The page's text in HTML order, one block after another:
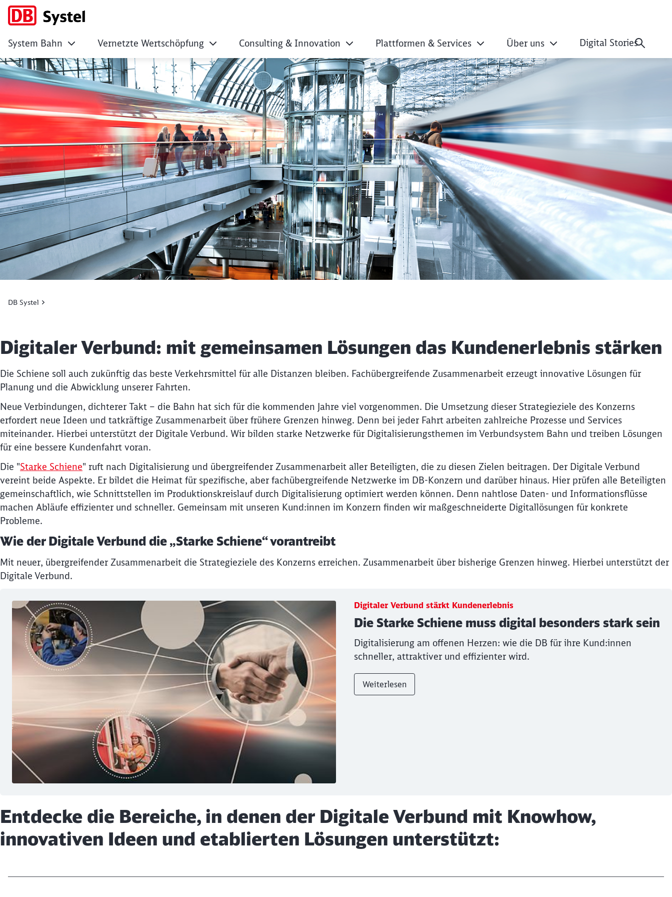
No Page Title
System Bahn Vernetzte Wertschöpfung Consulting & Innovation Plattformen & Services Über uns Digital Stories
DB Systel
Digitaler Verbund: mit gemeinsamen Lösungen das Kundenerlebnis stärken
Die Schiene soll auch zukünftig das beste Verkehrsmittel für alle Distanzen bleiben. Fachübergreifende Zusammenarbeit erzeugt innovative Lösungen für
Planung und die Abwicklung unserer Fahrten.
Neue Verbindungen, dichterer Takt – die Bahn hat sich für die kommenden Jahre viel vorgenommen. Die Umsetzung dieser Strategieziele des Konzerns
erfordert neue Ideen und tatkräftige Zusammenarbeit über frühere Grenzen hinweg. Denn bei jeder Fahrt arbeiten zahlreiche Prozesse und Services
miteinander. Hierbei unterstützt der Digitale Verbund. Wir bilden starke Netzwerke für Digitalisierungsthemen im Verbundsystem Bahn und treiben Lösungen
für eine bessere Kundenfahrt voran.
Die "Starke Schiene" ruft nach Digitalisierung und übergreifender Zusammenarbeit aller Beteiligten, die zu diesen Zielen beitragen. Der Digitale Verbund
vereint beide Aspekte. Er bildet die Heimat für spezifische, aber fachübergreifende Netzwerke im DB-Konzern und darüber hinaus. Hier prüfen alle Beteiligten
gemeinschaftlich, wie Schnittstellen im Produktionskreislauf durch Digitalisierung optimiert werden können. Denn nahtlose Daten- und Informationsflüsse
machen Abläufe effizienter und schneller. Gemeinsam mit unseren Kund:innen im Konzern finden wir maßgeschneiderte Digitallösungen für konkrete
Probleme.
Wie der Digitale Verbund die „Starke Schiene“ vorantreibt
Mit neuer, übergreifender Zusammenarbeit die Strategieziele des Konzerns erreichen. Zusammenarbeit über bisherige Grenzen hinweg. Hierbei unterstützt der
Digitale Verbund.
Digitaler Verbund stärkt Kundenerlebnis
Die Starke Schiene muss digital besonders stark sein
Digitalisierung am offenen Herzen: wie die DB für ihre Kund:innen
schneller, attraktiver und effizienter wird.
Weiterlesen
Entdecke die Bereiche, in denen der Digitale Verbund mit Knowhow,
innovativen Ideen und etablierten Lösungen unterstützt:
Möchten Sie zuweitergeleitet werden?
Abbrechen Weiter